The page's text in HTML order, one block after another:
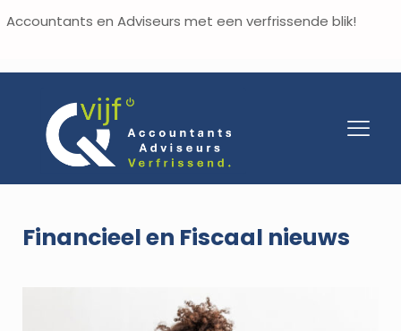
Accountants en Adviseurs met een verfrissende blik!
Financieel en Fiscaal nieuws